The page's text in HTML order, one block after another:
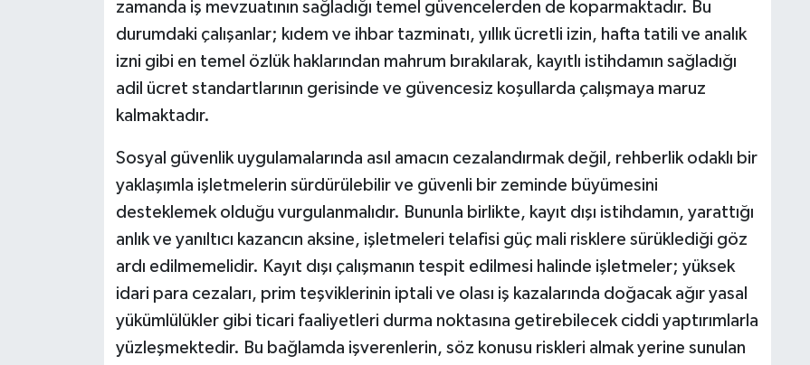
zamanda iş mevzuatının sağladığı temel güvencelerden de koparmaktadır. Bu
durumdaki çalışanlar; kıdem ve ihbar tazminatı, yıllık ücretli izin, hafta tatili ve analık
izni gibi en temel özlük haklarından mahrum bırakılarak, kayıtlı istihdamın sağladığı
adil ücret standartlarının gerisinde ve güvencesiz koşullarda çalışmaya maruz
kalmaktadır.
Sosyal güvenlik uygulamalarında asıl amacın cezalandırmak değil, rehberlik odaklı bir
yaklaşımla işletmelerin sürdürülebilir ve güvenli bir zeminde büyümesini
desteklemek olduğu vurgulanmalıdır. Bununla birlikte, kayıt dışı istihdamın, yarattığı
anlık ve yanıltıcı kazancın aksine, işletmeleri telafisi güç mali risklere sürüklediği göz
ardı edilmemelidir. Kayıt dışı çalışmanın tespit edilmesi halinde işletmeler; yüksek
idari para cezaları, prim teşviklerinin iptali ve olası iş kazalarında doğacak ağır yasal
yükümlülükler gibi ticari faaliyetleri durma noktasına getirebilecek ciddi yaptırımlarla
yüzleşmektedir. Bu bağlamda işverenlerin, söz konusu riskleri almak yerine sunulan